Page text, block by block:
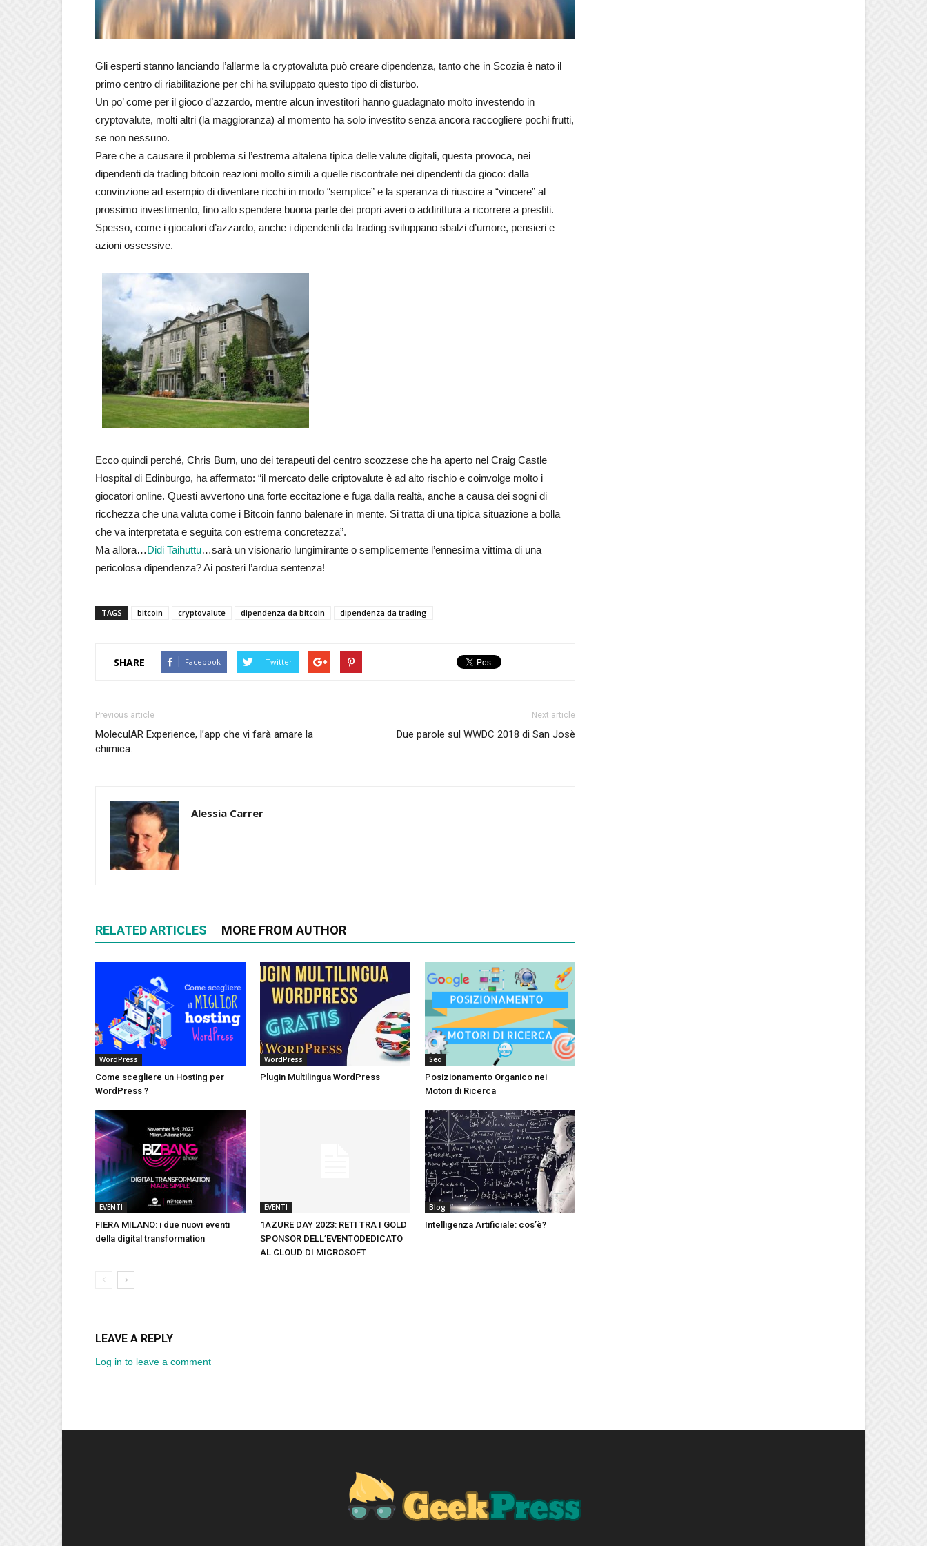
Gli esperti stanno lanciando l’allarme la cryptovaluta può creare dipendenza, tanto che in Scozia è nato il
primo centro di riabilitazione per chi ha sviluppato questo tipo di disturbo.
Un po’ come per il gioco d’azzardo, mentre alcun investitori hanno guadagnato molto investendo in
cryptovalute, molti altri (la maggioranza) al momento ha solo investito senza ancora raccogliere pochi frutti,
se non nessuno.
Pare che a causare il problema si l’estrema altalena tipica delle valute digitali, questa provoca, nei
dipendenti da trading bitcoin reazioni molto simili a quelle riscontrate nei dipendenti da gioco: dalla
convinzione ad esempio di diventare ricchi in modo “semplice” e la speranza di riuscire a “vincere” al
prossimo investimento, fino allo spendere buona parte dei propri averi o addirittura a ricorrere a prestiti.
Spesso, come i giocatori d’azzardo, anche i dipendenti da trading sviluppano sbalzi d’umore, pensieri e
azioni ossessive.
Ecco quindi perché, Chris Burn, uno dei terapeuti del centro scozzese che ha aperto nel Craig Castle
Hospital di Edinburgo, ha affermato: “il mercato delle criptovalute è ad alto rischio e coinvolge molto i
giocatori online. Questi avvertono una forte eccitazione e fuga dalla realtà, anche a causa dei sogni di
ricchezza che una valuta come i Bitcoin fanno balenare in mente. Si tratta di una tipica situazione a bolla
che va interpretata e seguita con estrema concretezza”.
Ma allora…Didi Taihuttu…sarà un visionario lungimirante o semplicemente l’ennesima vittima di una
pericolosa dipendenza? Ai posteri l’ardua sentenza!
TAGS bitcoin cryptovalute dipendenza da bitcoin dipendenza da trading
SHARE Facebook Twitter
Previous article
MoleculAR Experience, l’app che vi farà amare la
chimica.
Next article
Due parole sul WWDC 2018 di San Josè
Alessia Carrer
RELATED ARTICLES MORE FROM AUTHOR
WordPress
Come scegliere un Hosting per
WordPress ?
WordPress
Plugin Multilingua WordPress
Seo
Posizionamento Organico nei
Motori di Ricerca
EVENTI
FIERA MILANO: i due nuovi eventi
della digital transformation
EVENTI
1AZURE DAY 2023: RETI TRA I GOLD
SPONSOR DELL’EVENTODEDICATO
AL CLOUD DI MICROSOFT
Blog
Intelligenza Artificiale: cos’è?
LEAVE A REPLY
Log in to leave a comment